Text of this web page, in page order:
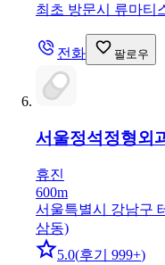
최초 방문시 류마티
전화 팔로우
서울정석정형외
휴진
600m
서울특별시 강남구
삼동)
5.0(후기 999+)